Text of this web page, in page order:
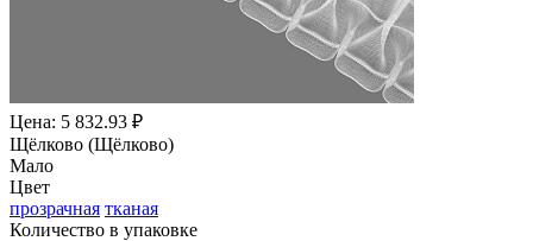
Цена: 5 832.93 ₽
Щёлково (Щёлково)
Мало
Цвет
прозрачная тканая
Количество в упаковке